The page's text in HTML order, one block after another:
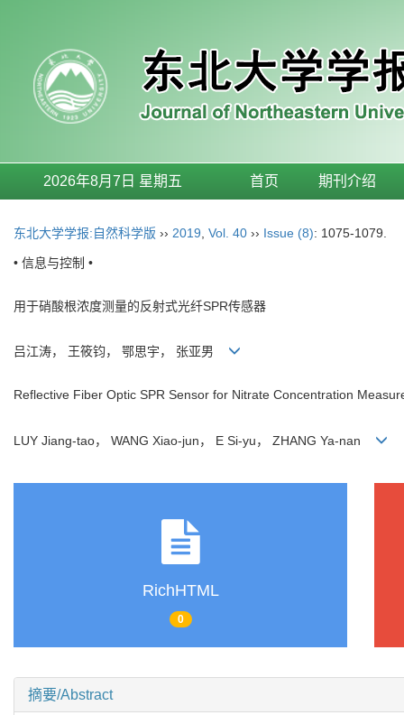
2026年8月7日 星期五 首页 期刊介绍
东北大学学报:自然科学版 ›› 2019 Vol. 40 ›› Issue (8): 1075-1079.
• 信息与控制 •
用于硝酸根浓度测量的反射式光纤SPR传感器
吕江涛， 王筱钧， 鄂思宇， 张亚男
Reflective Fiber Optic SPR Sensor for Nitrate Concentration
LUY Jiang-tao， WANG Xiao-jun， E Si-yu， ZHANG Ya-nan
RichHTML
0
摘要/Abstract